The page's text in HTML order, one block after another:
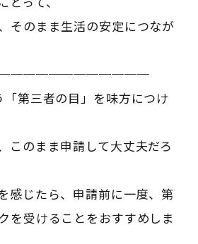
そのまま生活の安定につなが
第三者の目」を味方につけ
このまま申請して大丈夫だろ
感じたら、申請前に一度、第
を受けることをおすすめしま